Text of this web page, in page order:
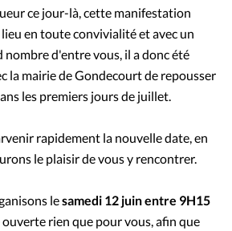
ce jour-là, cette manifestation
en toute convivialité et avec un
nombre d'entre vous, il a donc été
la mairie de Gondecourt de repousser
les premiers jours de juillet.
rapidement la nouvelle date, en
le plaisir de vous y rencontrer.
lesamedi 12 juin entre 9H15
rien que pour vous, afin que